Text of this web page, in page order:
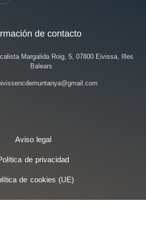
de contacto
Margalida Roig, 5, 07800 Eivissa, Illes
Balears
Aviso legal
de privacidad
de cookies (UE)